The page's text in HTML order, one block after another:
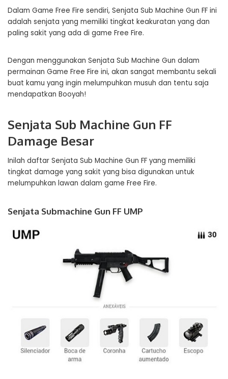
Dalam Game Free Fire sendiri, Senjata Sub Machine Gun FF ini
adalah senjata yang memiliki tingkat keakuratan yang dan
paling sakit yang ada di game Free Fire.
Dengan menggunakan Senjata Sub Machine Gun dalam
permainan Game Free Fire ini, akan sangat membantu sekali
buat kamu yang ingin melumpuhkan musuh dan tentu saja
mendapatkan Booyah!
Senjata Sub Machine Gun FF
Damage Besar
Inilah daftar Senjata Sub Machine Gun FF yang memiliki
tingkat damage yang sakit yang bisa digunakan untuk
melumpuhkan lawan dalam game Free Fire.
Senjata Submachine Gun FF UMP